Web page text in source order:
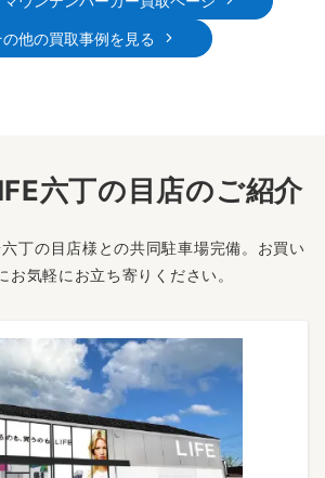
の他の買取事例を見る
六丁の目店のご紹介
丁の目店様との共同駐車場完備。お買い
お気軽にお立ち寄りください。